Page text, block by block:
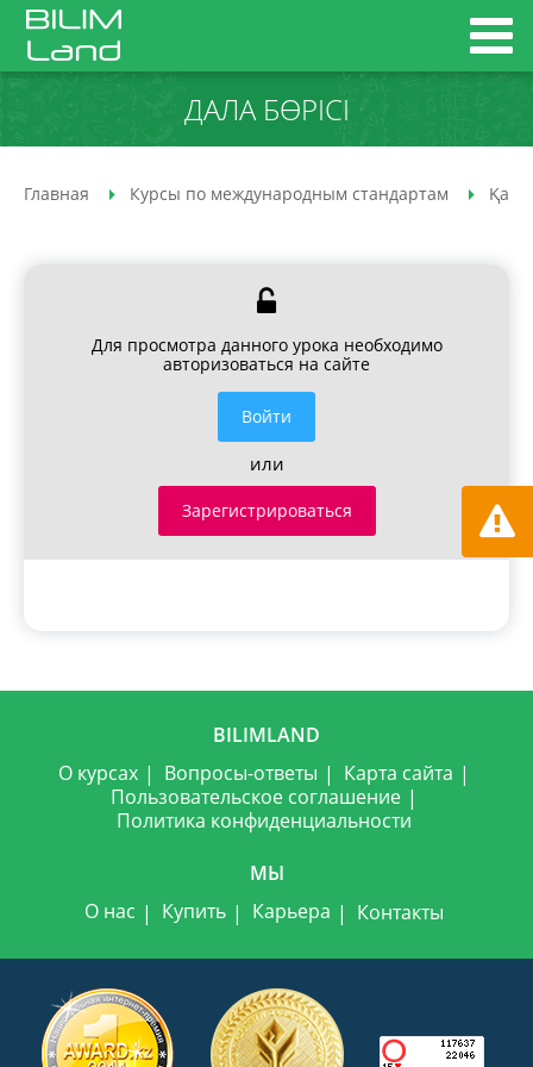
ДАЛА БӨРІСІ
Главная Курсы по международным стандартам
Для просмотра данного урока необходимо
авторизоваться на сайте
Войти
или
Зарегистрироваться
BILIMLAND
О курсах
Вопросы-ответы
Карта сайта
Пользовательское соглашение
Политика конфиденциальности
МЫ
О нас
Купить Карьера Контакты